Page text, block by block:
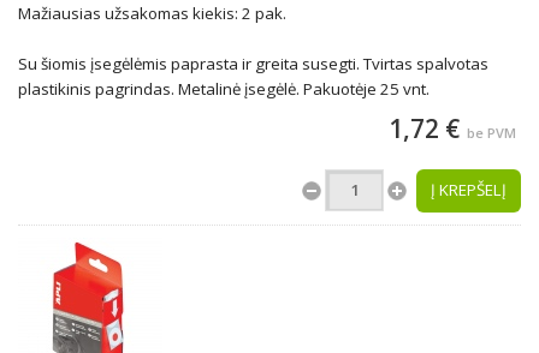
Mažiausias užsakomas kiekis: 2 pak.
Su šiomis įsegėlėmis paprasta ir greita susegti. Tvirtas spalvotas
plastikinis pagrindas. Metalinė įsegėlė. Pakuotėje 25 vnt.
1,72 € be PVM
Į KREPŠELĮ